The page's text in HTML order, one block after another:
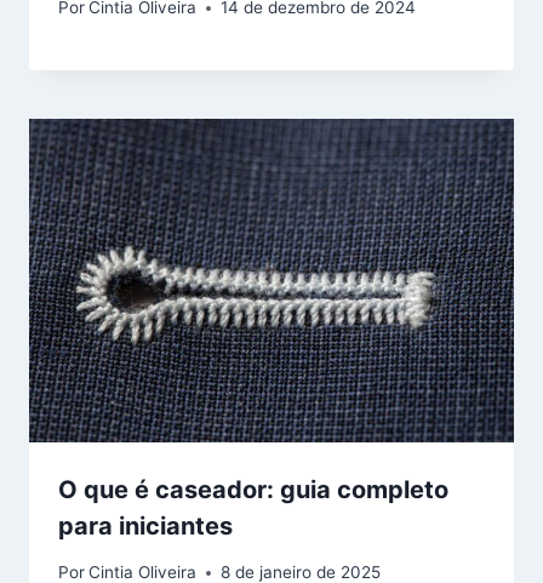
PorCintia Oliveira 14 de dezembro de 2024
O que é caseador: guia completo
para iniciantes
PorCintia Oliveira 8 de janeiro de 2025